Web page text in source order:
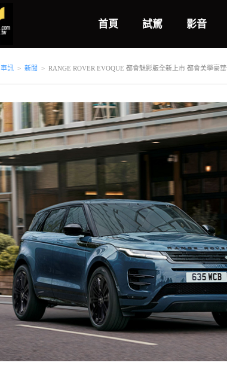
首頁 試駕 影音
車訊 > 新聞 > RANGE ROVER EVOQUE 都會魅影版全新上市 都會美學豪